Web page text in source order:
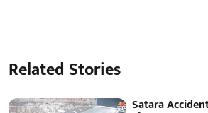
Related Stories
Satara